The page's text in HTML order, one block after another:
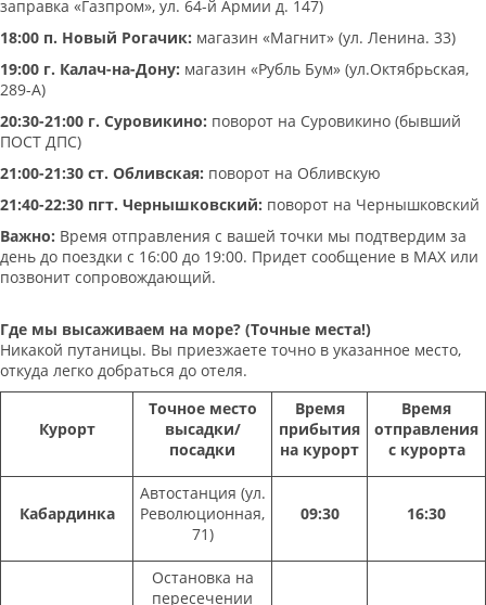
заправка «Газпром», ул. 64-й Армии д. 147)
18:00 п. Новый Рогачик: магазин «Магнит» (ул. Ленина. 33)
19:00 г. Калач-на-Дону: магазин «Рубль Бум» (ул.Октябрьская,
289-А)
20:30-21:00 г. Суровикино: поворот на Суровикино (бывший
ПОСТ ДПС)
21:00-21:30 ст. Обливская: поворот на Обливскую
21:40-22:30 пгт. Чернышковский: поворот на Чернышковский
Важно: Время отправления с вашей точки мы подтвердим за
день до поездки с 16:00 до 19:00. Придет сообщение в МАХ или
позвонит сопровождающий.
Где мы высаживаем на море? (Точные места!)
Никакой путаницы. Вы приезжаете точно в указанное место,
откуда легко добраться до отеля.
Курорт
Точное место
высадки/
посадки
Время
прибытия
на курорт
Время
отправления
с курорта
Кабардинка
Автостанция (ул.
Революционная,
71)
09:30 16:30
Остановка на
пересечении